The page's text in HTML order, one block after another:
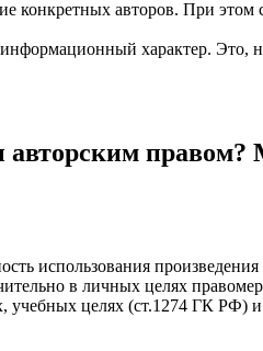
авторов. При
характер. Это,
правом?
использования
в личных целях
целях (ст.1274 ГК РФ)